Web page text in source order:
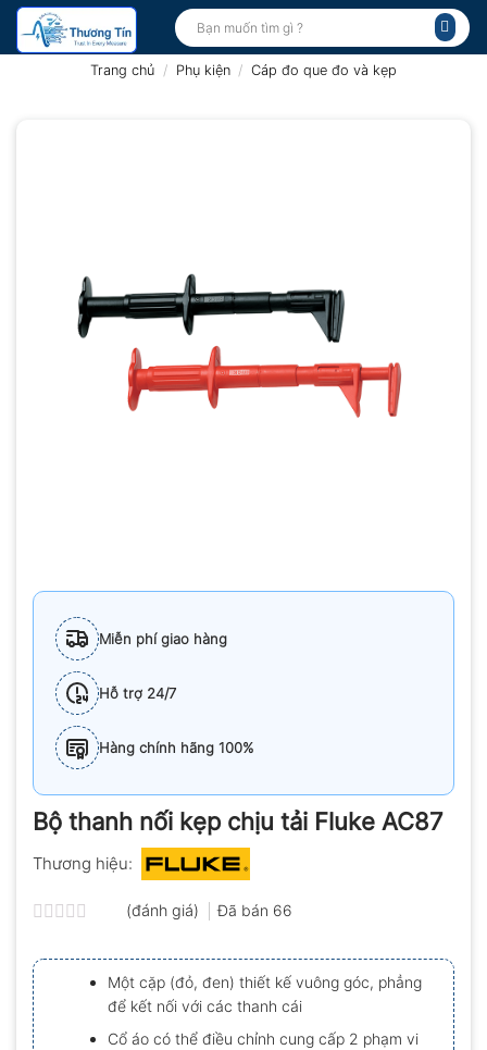
Bỏ
qua
Tìm
kiếm:
Trang chủ / Phụ kiện / Cáp đo que đo và kẹp
Miễn phí giao hàng
Hỗ trợ 24/7
Hàng chính hãng 100%
Bộ thanh nối kẹp chịu tải Fluke AC87
Thương hiệu:
xếp
hạng
0.0
5
sao
(đánh giá) Đã bán 66
Một cặp (đỏ, đen) thiết kế vuông góc, phẳng
để kết nối với các thanh cái
Cổ áo có thể điều chỉnh cung cấp 2 phạm vi